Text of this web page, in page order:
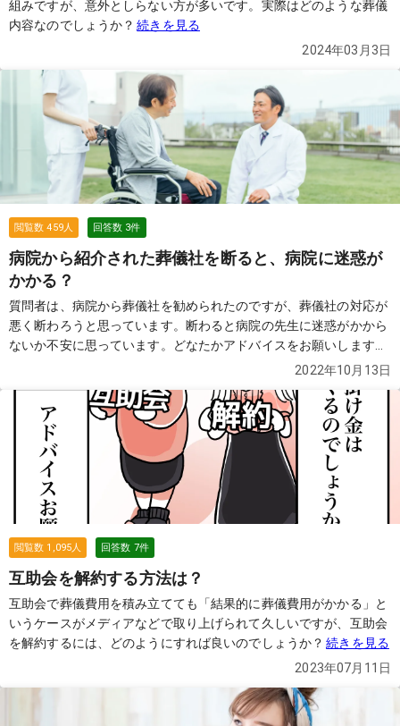
組みですが、意外としらない方が多いです。実際はどのような葬儀
内容なのでしょうか？ 続きを見る
2024年03月3日
閲覧数459人 回答数 3件
病院から紹介された葬儀社を断ると、病院に迷惑が
かかる？
質問者は、病院から葬儀社を勧められたのですが、葬儀社の対応が
悪く断わろうと思っています。断わると病院の先生に迷惑がかから
ないか不安に思っています。どなたかアドバイスをお願いします。
2022年10月13日
閲覧数 1,095人 回答数 7件
互助会を解約する方法は？
互助会で葬儀費用を積み立てても「結果的に葬儀費用がかかる」と
いうケースがメディアなどで取り上げられて久しいですが、互助会
を解約するには、どのようにすれば良いのでしょうか？ 続きを見る
2023年07月11日